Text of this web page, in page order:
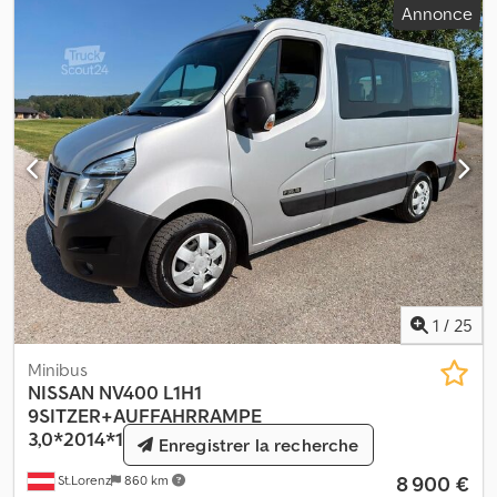
730 kg 8,83 m / 580 kg 10,40 m / 485 kg 12,00 m / 395 kg (extension
mécanique) hauteur du crochet : environ 14,80 m Véhicule
allemand en bon état. export / prix net : 25 900 euros Toutes les
informations sont données à titre indicatif et sont susceptibles
d’erreurs.
Annonce
1 / 25
St.Lorenz 860 km
Minibus
NISSAN NV400 L1H1
9SITZER+AUFFAHRRAMPE
3,0*2014*1HAND*
8 900 €
Enregistrer la recherche